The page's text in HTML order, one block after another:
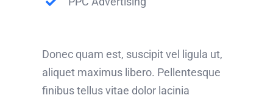
Donec quam est, suscipit vel ligula ut,
aliquet maximus libero. Pellentesque
finibus tellus vitae dolor lacinia